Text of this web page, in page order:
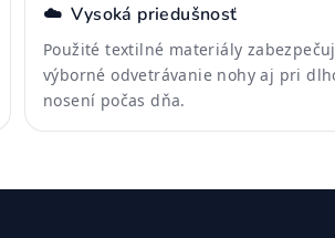
☁️ Vysoká priedušnosť
Použité textilné materiály
výborné odvetrávanie nohy aj pri
nosení počas dňa.